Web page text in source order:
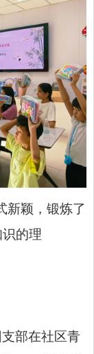
新颖，锻炼了
的理
部在社区青